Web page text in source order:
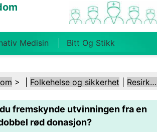
Medisin Bitt Og Stikk
Familiehelse
Psykisk Helse Folkehelse Og
> | Folkehelse og sikkerhet Resirkulering
fremskynde utvinningen fra en
rød donasjon?